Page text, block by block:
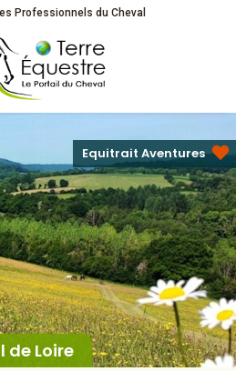
Professionnels du Cheval
de Loire
Equitrait Aventures